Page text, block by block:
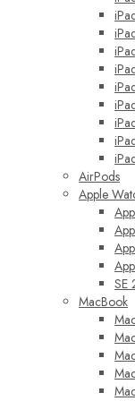
AirPods
Apple
SE
MacBook